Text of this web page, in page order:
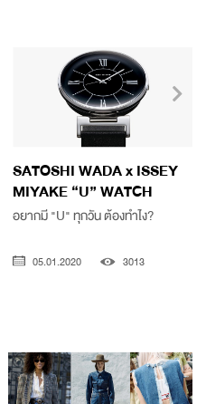
SATOSHI WADA x ISSEY
MIYAKE “U” WATCH
อยากมี "U" ทุกวัน ต้องทำไง?
05.01.2020 3013